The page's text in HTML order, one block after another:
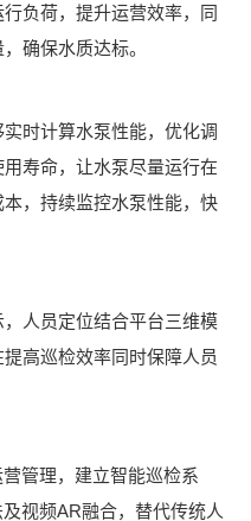
负荷，提升运营效率，同
确保水质达标。
时计算水泵性能，优化调
寿命，让水泵尽量运行在
，持续监控水泵性能，快
人员定位结合平台三维模
高巡检效率同时保障人员
管理，建立智能巡检系
视频AR融合，替代传统人